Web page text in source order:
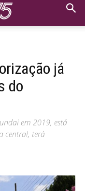
já
do
em 2019, está
central, terá